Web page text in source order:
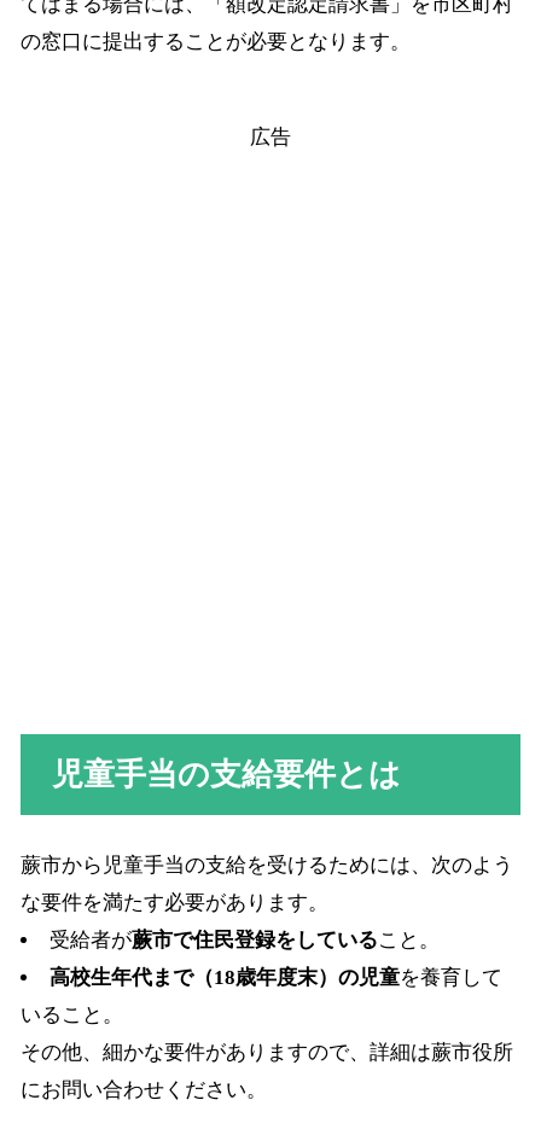
の窓口に提出することが必要となります。
児童手当の支給要件とは
蕨市から児童手当の支給を受けるためには、次のよう
な要件を満たす必要があります。
受給者が蕨市で住民登録をしていること。
高校生年代まで（18歳年度末）の児童を養育して
いること。
その他、細かな要件がありますので、詳細は蕨市役所
にお問い合わせください。